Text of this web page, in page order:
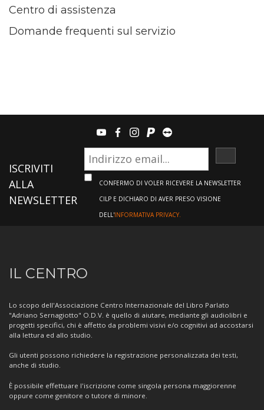
Centro di assistenza
Domande frequenti sul servizio
youtubefacebook
instagram
paypalteamviewer
ISCRIVITI
ALLA
NEWSLETTER
CONFERMO DI VOLER RICEVERE LA NEWSLETTER
CILP E DICHIARO DI AVER PRESO VISIONE
DELL'INFORMATIVA PRIVACY.
Informazioni
sul
Centro
IL CENTRO
Lo scopo dell'Associazione Centro Internazionale del Libro Parlato
"Adriano Sernagiotto" O.D.V. è quello di aiutare, mediante gli audiolibri e
progetti specifici, chi è affetto da problemi visivi e/o cognitivi ad accostarsi
alla lettura ed allo studio.
Gli utenti possono richiedere la registrazione personalizzata dei testi,
anche di studio.
È possibile effettuare l'iscrizione come singola persona maggiorenne
oppure come genitore o tutore di minore.